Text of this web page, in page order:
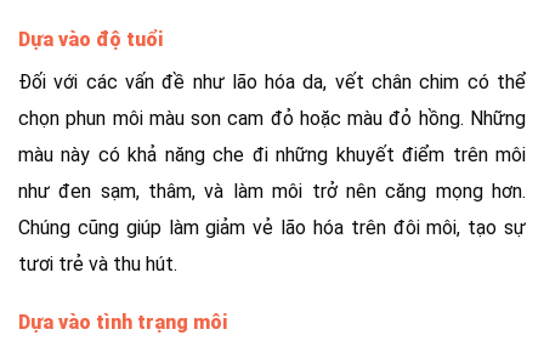
Dựa vào độ tuổi
Đối với các vấn đề như lão hóa da, vết chân chim có thể
chọn phun môi màu son cam đỏ hoặc màu đỏ hồng. Những
màu này có khả năng che đi những khuyết điểm trên môi
như đen sạm, thâm, và làm môi trở nên căng mọng hơn.
Chúng cũng giúp làm giảm vẻ lão hóa trên đôi môi, tạo sự
tươi trẻ và thu hút.
Dựa vào tình trạng môi